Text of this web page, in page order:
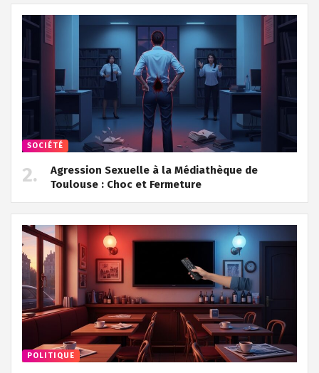
SOCIÉTÉ
Agression Sexuelle à la Médiathèque de
Toulouse : Choc et Fermeture
POLITIQUE